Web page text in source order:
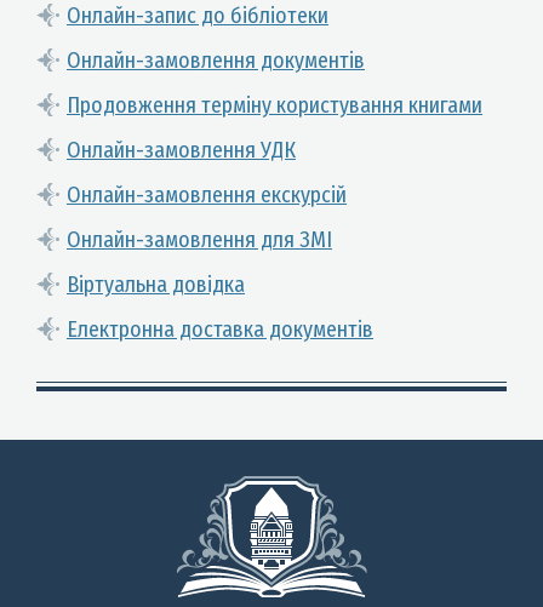
Онлайн-запис до бібліотеки
Онлайн-замовлення документів
Продовження терміну користування книгами
Онлайн-замовлення УДК
Онлайн-замовлення екскурсій
Онлайн-замовлення для ЗМІ
Віртуальна довідка
Електронна доставка документів